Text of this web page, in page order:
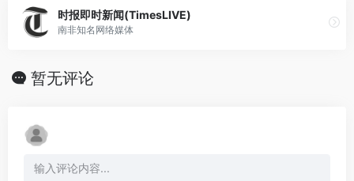
时报即时新闻(TimesLIVE)
南非知名网络媒体
暂无评论